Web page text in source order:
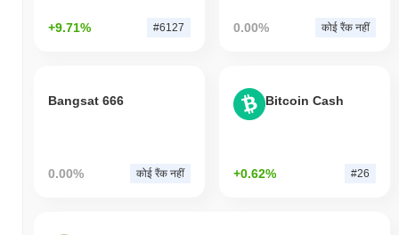
+9.71% #6127 0.00% कोई रैंक नहीं
Bangsat 666
0.00% कोई रैंक नहीं
Bitcoin Cash
+0.62% #26